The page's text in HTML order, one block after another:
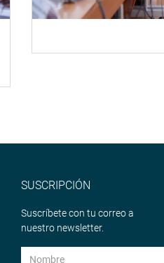
SUSCRIPCIÓN
Suscríbete con tu correo a
nuestro newsletter.